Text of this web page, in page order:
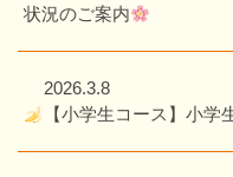
状況のご案内
2026.3.8
【小学生コース】小